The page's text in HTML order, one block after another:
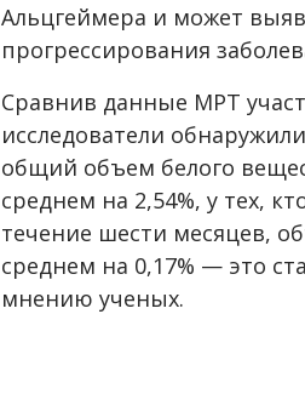
Альцгеймера и может
прогрессирования
Сравнив данные МРТ
исследователи
общий объем белого
среднем на 2,54%, у тех,
течение шести месяцев,
среднем на 0,17% — это
мнению ученых.